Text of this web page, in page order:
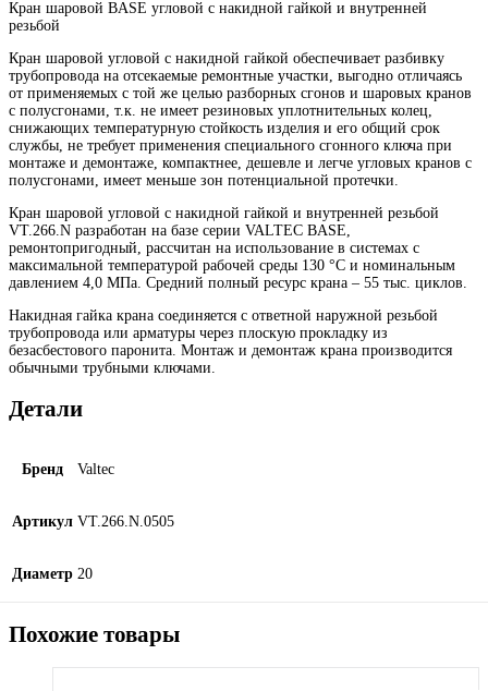
Кран шаровой BASE угловой с накидной гайкой и внутренней
резьбой
Кран шаровой угловой с накидной гайкой обеспечивает разбивку
трубопровода на отсекаемые ремонтные участки, выгодно отличаясь
от применяемых с той же целью разборных сгонов и шаровых кранов
с полусгонами, т.к. не имеет резиновых уплотнительных колец,
снижающих температурную стойкость изделия и его общий срок
службы, не требует применения специального сгонного ключа при
монтаже и демонтаже, компактнее, дешевле и легче угловых кранов с
полусгонами, имеет меньше зон потенциальной протечки.
Кран шаровой угловой с накидной гайкой и внутренней резьбой
VT.266.N разработан на базе серии VALTEC BASE,
ремонтопригодный, рассчитан на использование в системах с
максимальной температурой рабочей среды 130 °C и номинальным
давлением 4,0 МПа. Средний полный ресурс крана – 55 тыс. циклов.
Накидная гайка крана соединяется с ответной наружной резьбой
трубопровода или арматуры через плоскую прокладку из
безасбестового паронита. Монтаж и демонтаж крана производится
обычными трубными ключами.
Детали
Бренд Valtec
Артикул VT.266.N.0505
Диаметр 20
Похожие товары